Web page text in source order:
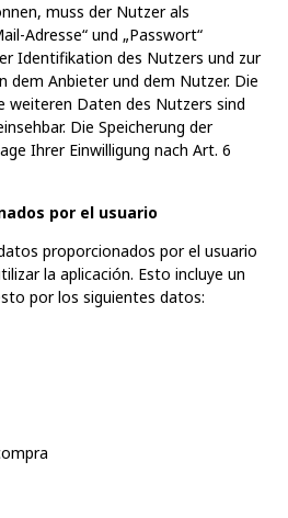
muss der Nutzer als
Adresse“ und „Passwort“
Identifikation des Nutzers und zur
dem Anbieter und dem Nutzer. Die
weiteren Daten des Nutzers sind
Die Speicherung der
Ihrer Einwilligung nach Art. 6
por el usuario
proporcionados por el usuario
la aplicación. Esto incluye un
por los siguientes datos: